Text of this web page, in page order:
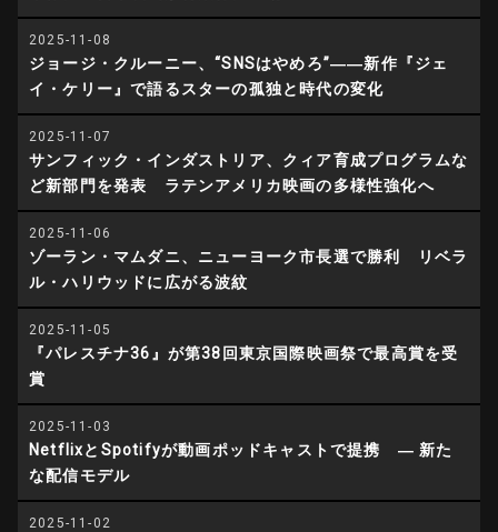
2025-11-08
ジョージ・クルーニー、“SNSはやめろ”――新作『ジェ
イ・ケリー』で語るスターの孤独と時代の変化
2025-11-07
サンフィック・インダストリア、クィア育成プログラムな
ど新部門を発表 ラテンアメリカ映画の多様性強化へ
2025-11-06
ゾーラン・マムダニ、ニューヨーク市長選で勝利 リベラ
ル・ハリウッドに広がる波紋
2025-11-05
『パレスチナ36』が第38回東京国際映画祭で最高賞を受
賞
2025-11-03
NetflixとSpotifyが動画ポッドキャストで提携 ― 新た
な配信モデル
2025-11-02